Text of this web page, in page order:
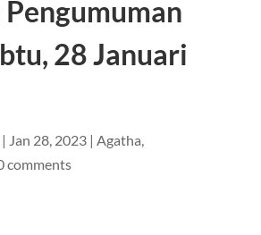
28 Januari
| Jan 28, 2023| Agatha,
comments